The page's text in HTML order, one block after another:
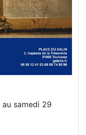
au samedi 29